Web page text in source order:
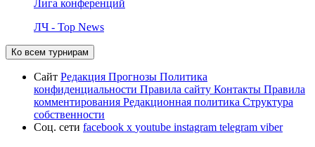
Лига конференций
ЛЧ - Top News
Ко всем турнирам
Сайт Редакция Прогнозы Политика
конфиденциальности Правила сайту Контакты Правила
комментирования Редакционная политика Структура
собственности
Соц. сети facebook x youtube instagram telegram viber